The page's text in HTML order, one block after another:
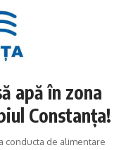
apă în zona
Constanța!
conducta de alimentare